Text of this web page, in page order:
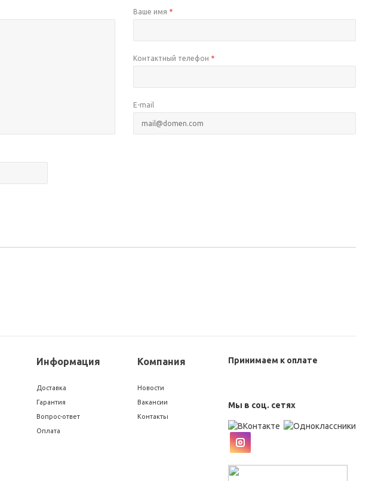
Ваше имя *
Контактный телефон *
E-mail
Информация
Доставка
Гарантия
Вопрос-ответ
Оплата
Компания
Новости
Вакансии
Контакты
Принимаем к оплате
Мы в соц. сетях